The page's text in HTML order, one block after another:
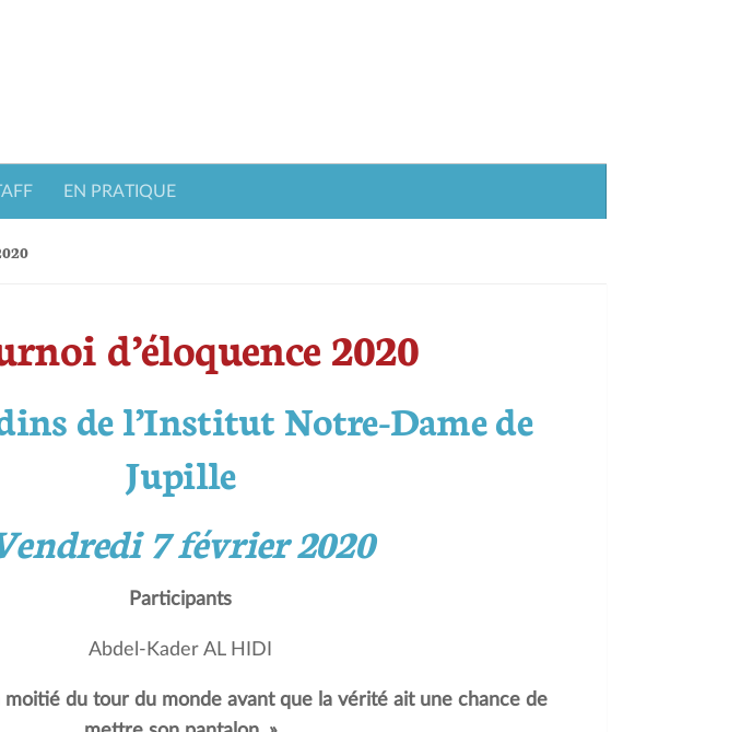
EN PRATIQUE
d’éloquence 2020
de l’Institut Notre-Dame de
Jupille
7 février 2020
Participants
Abdel-Kader AL HIDI
moitié du tour du monde avant que la vérité ait une chance de